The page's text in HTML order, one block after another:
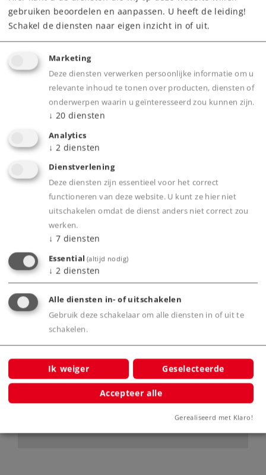
Highlights
Zwaar metalen model.
De verlichtingen in de cabines en de
stuurtafels kunnen digitaal apart bedienend
worden.
Bufferhoogte volgens NEM.
Met los gemonteerde metalen handleiders,
Met speelwereld digitale mfx+ decoder met
uitgebreide licht- en geluidsfuncties.
Standaard voorzien van rookgenerator.
Met buffercondensator voor het overbruggen
van korte stroomloze railsecties.
Product
Productinfo
gebruiken beoordelen en aanpassen. U heeft de leiding!
Schakel de diensten naar eigen inzicht in of uit.
Marketing
Deze diensten verwerken persoonlijke informatie om u
relevante inhoud te tonen over producten, diensten of
onderwerpen waarin u geïnteresseerd zou kunnen zijn.
↓ 20 diensten
Analytics
↓ 2 diensten
Dienstverlening
Deze diensten zijn essentieel voor het correct
functioneren van deze website. U kunt ze hier niet
uitschakelen omdat de dienst anders niet correct zou
werken.
↓ 7 diensten
Essential (altijd nodig)
↓ 2 diensten
Alle diensten in- of uitschakelen
Gebruik deze schakelaar om alle diensten in of uit te
schakelen.
Ik weiger Geselecteerde
Accepteer alle
Gerealiseerd met Klaro!